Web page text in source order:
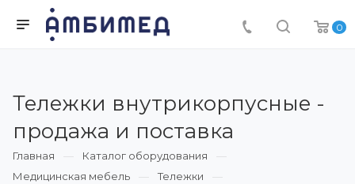
0
Тележки внутрикорпусные -
продажа и поставка
Главная
Каталог оборудования
Медицинская мебель
Тележки